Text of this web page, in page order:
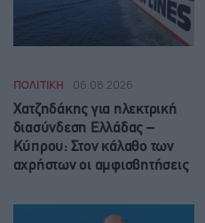
ΠΟΛΙΤΙΚΗ 06.08.2026
Χατζηδάκης για ηλεκτρική
διασύνδεση Ελλάδας –
Κύπρου: Στον κάλαθο των
αχρήστων οι αμφισβητήσεις